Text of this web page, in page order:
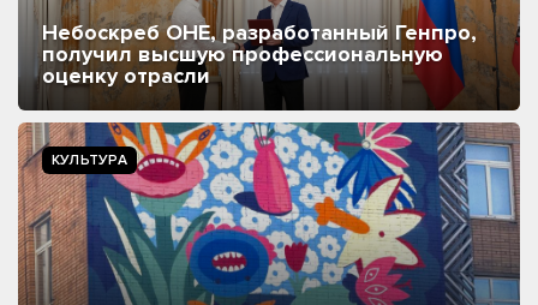
Небоскреб ОНЕ, разработанный Генпро,
получил высшую профессиональную
оценку отрасли
КУЛЬТУРА